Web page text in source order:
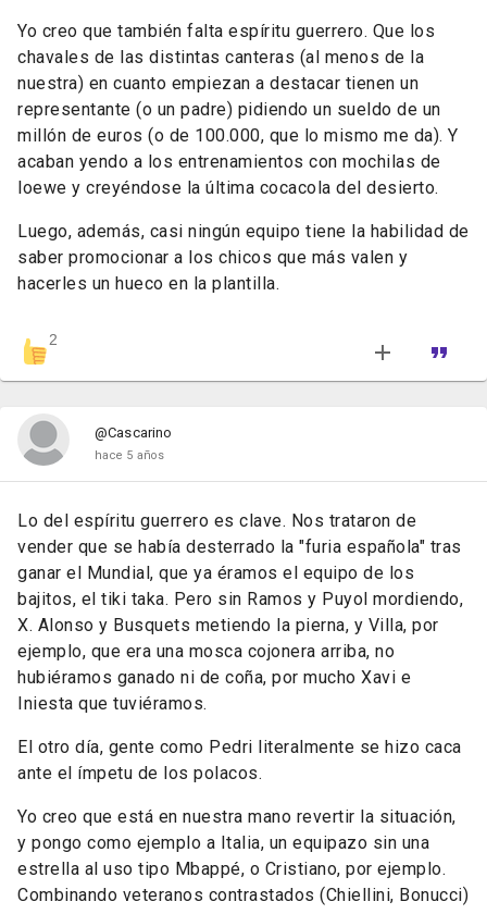
Yo creo que también falta espíritu guerrero. Que los
chavales de las distintas canteras (al menos de la
nuestra) en cuanto empiezan a destacar tienen un
representante (o un padre) pidiendo un sueldo de un
millón de euros (o de 100.000, que lo mismo me da). Y
acaban yendo a los entrenamientos con mochilas de
loewe y creyéndose la última cocacola del desierto.
Luego, además, casi ningún equipo tiene la habilidad de
saber promocionar a los chicos que más valen y
hacerles un hueco en la plantilla.
2
@Cascarino
hace 5 años
Lo del espíritu guerrero es clave. Nos trataron de
vender que se había desterrado la "furia española" tras
ganar el Mundial, que ya éramos el equipo de los
bajitos, el tiki taka. Pero sin Ramos y Puyol mordiendo,
X. Alonso y Busquets metiendo la pierna, y Villa, por
ejemplo, que era una mosca cojonera arriba, no
hubiéramos ganado ni de coña, por mucho Xavi e
Iniesta que tuviéramos.
El otro día, gente como Pedri literalmente se hizo caca
ante el ímpetu de los polacos.
Yo creo que está en nuestra mano revertir la situación,
y pongo como ejemplo a Italia, un equipazo sin una
estrella al uso tipo Mbappé, o Cristiano, por ejemplo.
Combinando veteranos contrastados (Chiellini, Bonucci)